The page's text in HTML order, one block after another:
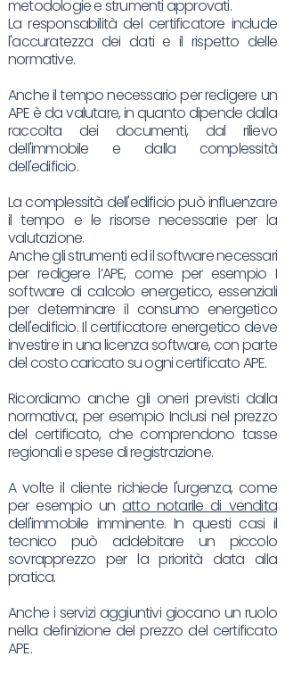
metodologie e strumenti approvati.
La responsabilità del certificatore include
l'accuratezza dei dati e il rispetto delle
normative.
Anche il tempo necessario per redigere un
APE è da valutare, in quanto dipende dalla
raccolta dei documenti, dal rilievo
dell'immobile e dalla complessità
dell'edificio.
La complessità dell'edificio può influenzare
il tempo e le risorse necessarie per la
valutazione.
Anche gli strumenti ed il software necessari
per redigere l’APE, come per esempio I
software di calcolo energetico, essenziali
per determinare il consumo energetico
dell'edificio. Il certificatore energetico deve
investire in una licenza software, con parte
del costo caricato su ogni certificato APE.
Ricordiamo anche gli oneri previsti dalla
normativa:, per esempio Inclusi nel prezzo
del certificato, che comprendono tasse
regionali e spese di registrazione.
A volte il cliente richiede l'urgenza, come
per esempio unatto notarile di vendita
dell'immobile imminente. In questi casi il
tecnico può addebitare un piccolo
sovrapprezzo per la priorità data alla
pratica.
Anche i servizi aggiuntivi giocano un ruolo
nella definizione del prezzo del certificato
APE.